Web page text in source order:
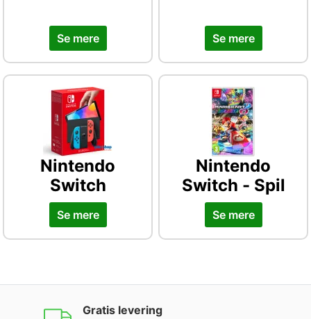
Se mere Se mere
Nintendo
Switch
Se mere
Nintendo
Switch - Spil
Se mere
Gratis levering